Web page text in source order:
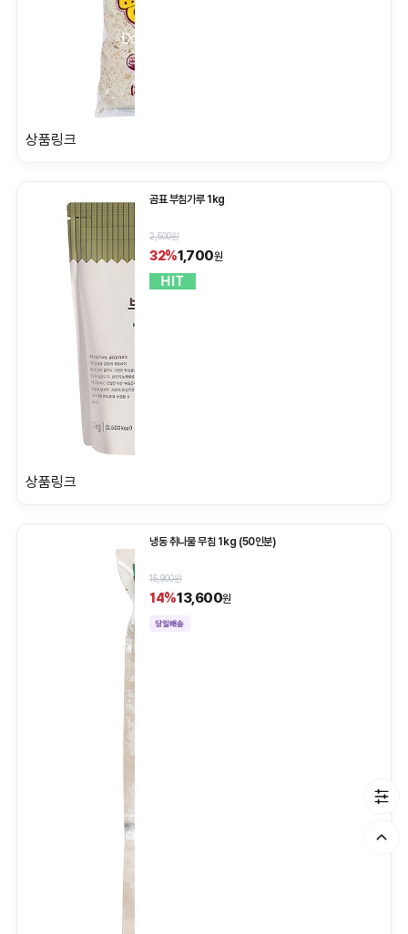
상품링크
곰표 부침가루 1kg
2,500원
32%1,700원
상품링크
냉동 취나물 무침 1kg (50인분)
15,900원
14%13,600원